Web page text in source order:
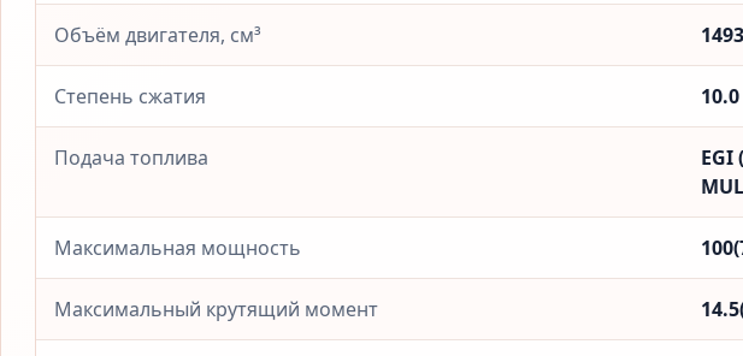
Объём двигателя, см³ 1493
Степень сжатия 10.0
Подача топлива
EGI
Максимальная мощность
Максимальный крутящий момент